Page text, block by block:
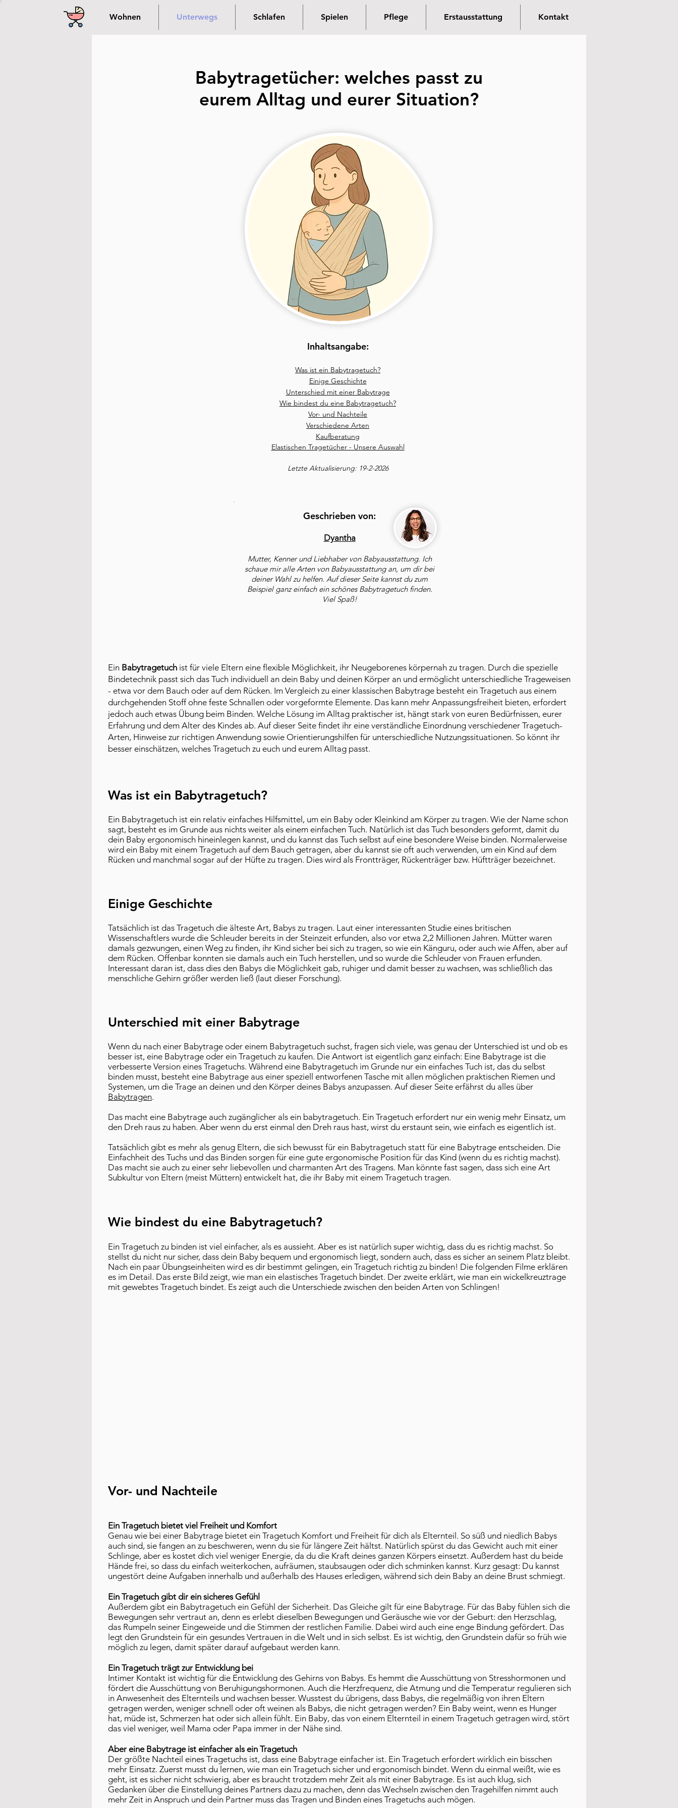
Wohnen Unterwegs Schlafen Spielen Pflege Erstausstattung Kontakt
Babytragetücher: welches passt zu
eurem Alltag und eurer Situation?
Inhaltsangabe:
Was ist ein Babytragetuch?
Einige Geschichte
Unterschied mit einer Babytrage
Wie bindest du eine Babytragetuch?
Vor- und Nachteile
Verschiedene Arten
Kaufberatung
Elastischen Tragetücher - Unsere Auswahl
Letzte Aktualisierung: 19-2-2026
Geschrieben von:
Dyantha
Mutter, Kenner und Liebhaber von Babyausstattung. Ich
schaue mir alle Arten von Babyausstattung an, um dir bei
deiner Wahl zu helfen. Auf dieser Seite kannst du zum
Beispiel ganz einfach ein schönes Babytragetuch finden.
Viel Spaß!
Ein Babytragetuch ist für viele Eltern eine flexible Möglichkeit, ihr Neugeborenes körpernah zu tragen. Durch die spezielle
Bindetechnik passt sich das Tuch individuell an dein Baby und deinen Körper an und ermöglicht unterschiedliche Trageweisen
- etwa vor dem Bauch oder auf dem Rücken. Im Vergleich zu einer klassischen Babytrage besteht ein Tragetuch aus einem
durchgehenden Stoff ohne feste Schnallen oder vorgeformte Elemente. Das kann mehr Anpassungsfreiheit bieten, erfordert
jedoch auch etwas Übung beim Binden. Welche Lösung im Alltag praktischer ist, hängt stark von euren Bedürfnissen, eurer
Erfahrung und dem Alter des Kindes ab. Auf dieser Seite findet ihr eine verständliche Einordnung verschiedener Tragetuch-
Arten, Hinweise zur richtigen Anwendung sowie Orientierungshilfen für unterschiedliche Nutzungssituationen. So könnt ihr
besser einschätzen, welches Tragetuch zu euch und eurem Alltag passt.
Was ist ein Babytragetuch?
Ein Babytragetuch ist ein relativ einfaches Hilfsmittel, um ein Baby oder Kleinkind am Körper zu tragen. Wie der Name schon
sagt, besteht es im Grunde aus nichts weiter als einem einfachen Tuch. Natürlich ist das Tuch besonders geformt, damit du
dein Baby ergonomisch hineinlegen kannst, und du kannst das Tuch selbst auf eine besondere Weise binden. Normalerweise
wird ein Baby mit einem Tragetuch auf dem Bauch getragen, aber du kannst sie oft auch verwenden, um ein Kind auf dem
Rücken und manchmal sogar auf der Hüfte zu tragen. Dies wird als Frontträger, Rückenträger bzw. Hüftträger bezeichnet.
Einige Geschichte
Tatsächlich ist das Tragetuch die älteste Art, Babys zu tragen. Laut einer interessanten Studie eines britischen
Wissenschaftlers wurde die Schleuder bereits in der Steinzeit erfunden, also vor etwa 2,2 Millionen Jahren. Mütter waren
damals gezwungen, einen Weg zu finden, ihr Kind sicher bei sich zu tragen, so wie ein Känguru, oder auch wie Affen, aber auf
dem Rücken. Offenbar konnten sie damals auch ein Tuch herstellen, und so wurde die Schleuder von Frauen erfunden.
Interessant daran ist, dass dies den Babys die Möglichkeit gab, ruhiger und damit besser zu wachsen, was schließlich das
menschliche Gehirn größer werden ließ (laut dieser Forschung).
Unterschied mit einer Babytrage
Wenn du nach einer Babytrage oder einem Babytragetuch suchst, fragen sich viele, was genau der Unterschied ist und ob es
besser ist, eine Babytrage oder ein Tragetuch zu kaufen. Die Antwort ist eigentlich ganz einfach: Eine Babytrage ist die
verbesserte Version eines Tragetuchs. Während eine Babytragetuch im Grunde nur ein einfaches Tuch ist, das du selbst
binden musst, besteht eine Babytrage aus einer speziell entworfenen Tasche mit allen möglichen praktischen Riemen und
Systemen, um die Trage an deinen und den Körper deines Babys anzupassen. Auf dieser Seite erfährst du alles über
Babytragen.
Das macht eine Babytrage auch zugänglicher als ein babytragetuch. Ein Tragetuch erfordert nur ein wenig mehr Einsatz, um
den Dreh raus zu haben. Aber wenn du erst einmal den Dreh raus hast, wirst du erstaunt sein, wie einfach es eigentlich ist.
Tatsächlich gibt es mehr als genug Eltern, die sich bewusst für ein Babytragetuch statt für eine Babytrage entscheiden. Die
Einfachheit des Tuchs und das Binden sorgen für eine gute ergonomische Position für das Kind (wenn du es richtig machst).
Das macht sie auch zu einer sehr liebevollen und charmanten Art des Tragens. Man könnte fast sagen, dass sich eine Art
Subkultur von Eltern (meist Müttern) entwickelt hat, die ihr Baby mit einem Tragetuch tragen.
Wie bindest du eine Babytragetuch?
Ein Tragetuch zu binden ist viel einfacher, als es aussieht. Aber es ist natürlich super wichtig, dass du es richtig machst. So
stellst du nicht nur sicher, dass dein Baby bequem und ergonomisch liegt, sondern auch, dass es sicher an seinem Platz bleibt.
Nach ein paar Übungseinheiten wird es dir bestimmt gelingen, ein Tragetuch richtig zu binden! Die folgenden Filme erklären
es im Detail. Das erste Bild zeigt, wie man ein elastisches Tragetuch bindet. Der zweite erklärt, wie man ein wickelkreuztrage
mit gewebtes Tragetuch bindet. Es zeigt auch die Unterschiede zwischen den beiden Arten von Schlingen!
Vor- und Nachteile
Ein Tragetuch bietet viel Freiheit und Komfort
Genau wie bei einer Babytrage bietet ein Tragetuch Komfort und Freiheit für dich als Elternteil. So süß und niedlich Babys
auch sind, sie fangen an zu beschweren, wenn du sie für längere Zeit hältst. Natürlich spürst du das Gewicht auch mit einer
Schlinge, aber es kostet dich viel weniger Energie, da du die Kraft deines ganzen Körpers einsetzt. Außerdem hast du beide
Hände frei, so dass du einfach weiterkochen, aufräumen, staubsaugen oder dich schminken kannst. Kurz gesagt: Du kannst
ungestört deine Aufgaben innerhalb und außerhalb des Hauses erledigen, während sich dein Baby an deine Brust schmiegt.
Ein Tragetuch gibt dir ein sicheres Gefühl
Außerdem gibt ein Babytragetuch ein Gefühl der Sicherheit. Das Gleiche gilt für eine Babytrage. Für das Baby fühlen sich die
Bewegungen sehr vertraut an, denn es erlebt dieselben Bewegungen und Geräusche wie vor der Geburt: den Herzschlag,
das Rumpeln seiner Eingeweide und die Stimmen der restlichen Familie. Dabei wird auch eine enge Bindung gefördert. Das
legt den Grundstein für ein gesundes Vertrauen in die Welt und in sich selbst. Es ist wichtig, den Grundstein dafür so früh wie
möglich zu legen, damit später darauf aufgebaut werden kann.
Ein Tragetuch trägt zur Entwicklung bei
Intimer Kontakt ist wichtig für die Entwicklung des Gehirns von Babys. Es hemmt die Ausschüttung von Stresshormonen und
fördert die Ausschüttung von Beruhigungshormonen. Auch die Herzfrequenz, die Atmung und die Temperatur regulieren sich
in Anwesenheit des Elternteils und wachsen besser. Wusstest du übrigens, dass Babys, die regelmäßig von ihren Eltern
getragen werden, weniger schnell oder oft weinen als Babys, die nicht getragen werden? Ein Baby weint, wenn es Hunger
hat, müde ist, Schmerzen hat oder sich allein fühlt. Ein Baby, das von einem Elternteil in einem Tragetuch getragen wird, stört
das viel weniger, weil Mama oder Papa immer in der Nähe sind.
Aber eine Babytrage ist einfacher als ein Tragetuch
Der größte Nachteil eines Tragetuchs ist, dass eine Babytrage einfacher ist. Ein Tragetuch erfordert wirklich ein bisschen
mehr Einsatz. Zuerst musst du lernen, wie man ein Tragetuch sicher und ergonomisch bindet. Wenn du einmal weißt, wie es
geht, ist es sicher nicht schwierig, aber es braucht trotzdem mehr Zeit als mit einer Babytrage. Es ist auch klug, sich
Gedanken über die Einstellung deines Partners dazu zu machen, denn das Wechseln zwischen den Tragehilfen nimmt auch
mehr Zeit in Anspruch und dein Partner muss das Tragen und Binden eines Tragetuchs auch mögen.